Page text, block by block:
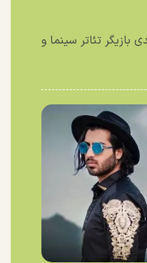
بازیگر تئاتر سینما و